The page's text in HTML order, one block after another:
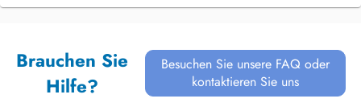
Brauchen Sie
Hilfe?
Besuchen Sie unsere FAQ oder
kontaktieren Sie uns